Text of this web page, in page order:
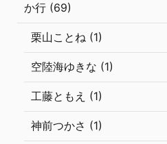
か行 (69)
栗山ことね (1)
空陸海ゆきな (1)
工藤ともえ (1)
神前つかさ (1)